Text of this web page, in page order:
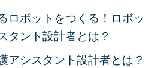
ロボットをつくる！ロボッ
タント設計者とは？
アシスタント設計者とは？